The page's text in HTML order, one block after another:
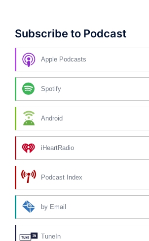
Subscribe to Podcast
Apple Podcasts
Spotify
Android
iHeartRadio
Podcast Index
by Email
TuneIn